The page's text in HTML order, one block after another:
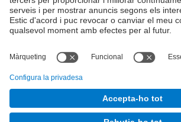
Contacte:Demana ETSAB
© UPCEscola Tècnica Superior d'Arquitectura